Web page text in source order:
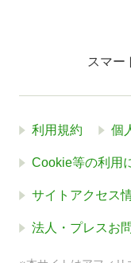
スマー
利用規約 個
Cookie等の利用
サイトアクセス
法人・プレスお